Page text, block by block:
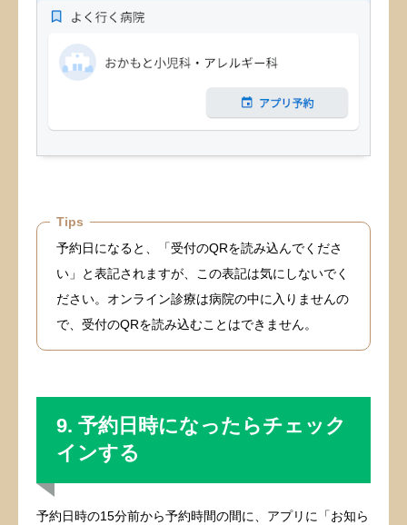
Tips
予約日になると、「受付のQRを読み込んでくださ
い」と表記されますが、この表記は気にしないでく
ださい。オンライン診療は病院の中に入りませんの
で、受付のQRを読み込むことはできません。
9. 予約日時になったらチェック
インする
予約日時の15分前から予約時間の間に、アプリに「お知ら